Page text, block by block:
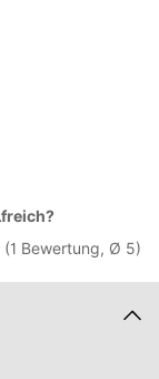
(1 Bewertung, Ø 5)